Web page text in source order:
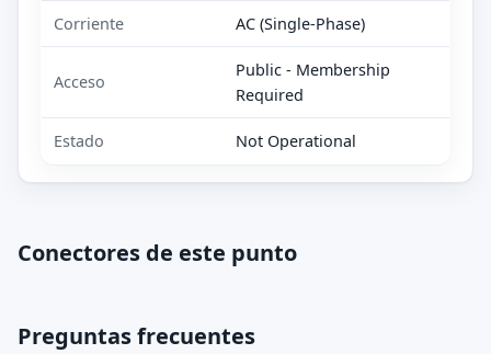
Corriente AC (Single-Phase)
Acceso
Public - Membership
Required
Estado Not Operational
Conectores de este punto
Preguntas frecuentes